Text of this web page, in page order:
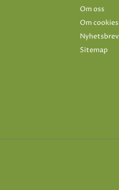
Om oss
Om cookies
Nyhetsbrev
Sitemap